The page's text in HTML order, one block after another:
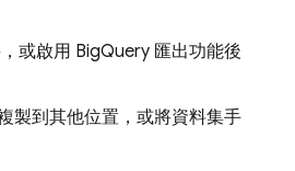
或啟用 BigQuery 匯出功能後
製到其他位置，或將資料集手